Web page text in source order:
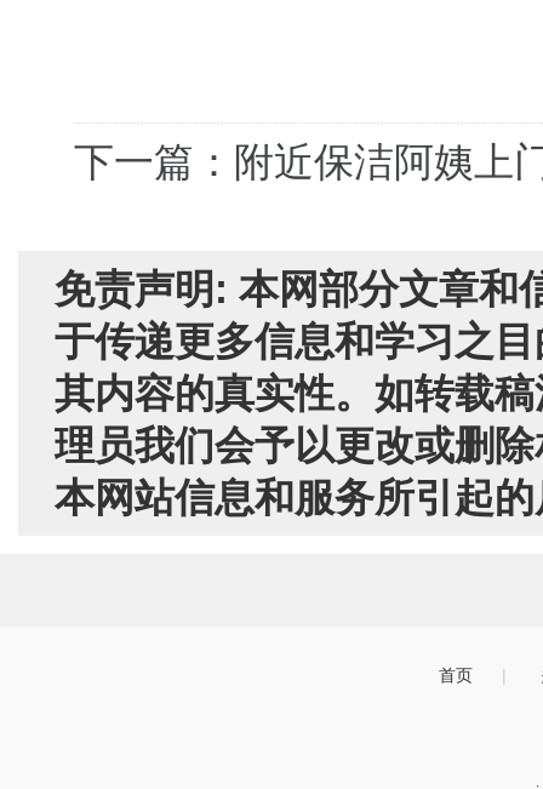
下一篇：附近保洁阿姨上
免责声明: 本网部分文章和
于传递更多信息和学习之
其内容的真实性。如转载
理员我们会予以更改或删
本网站信息和服务所引起
首页 |